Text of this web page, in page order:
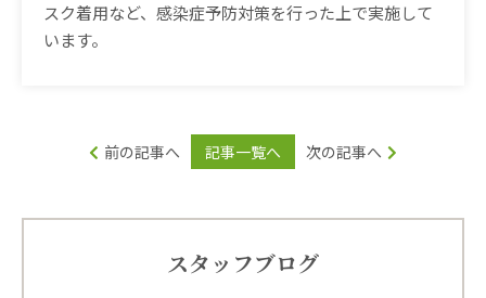
スク着用など、感染症予防対策を行った上で実施して
います。
前の記事へ 記事一覧へ 次の記事へ
スタッフブログ